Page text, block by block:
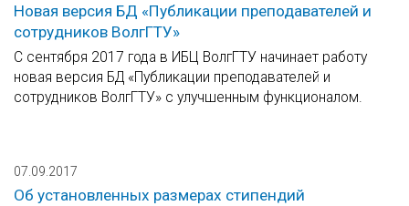
Новая версия БД «Публикации преподавателей и
сотрудников ВолгГТУ»
С сентября 2017 года в ИБЦ ВолгГТУ начинает работу
новая версия БД «Публикации преподавателей и
сотрудников ВолгГТУ» с улучшенным функционалом.
07.09.2017
Об установленных размерах стипендий